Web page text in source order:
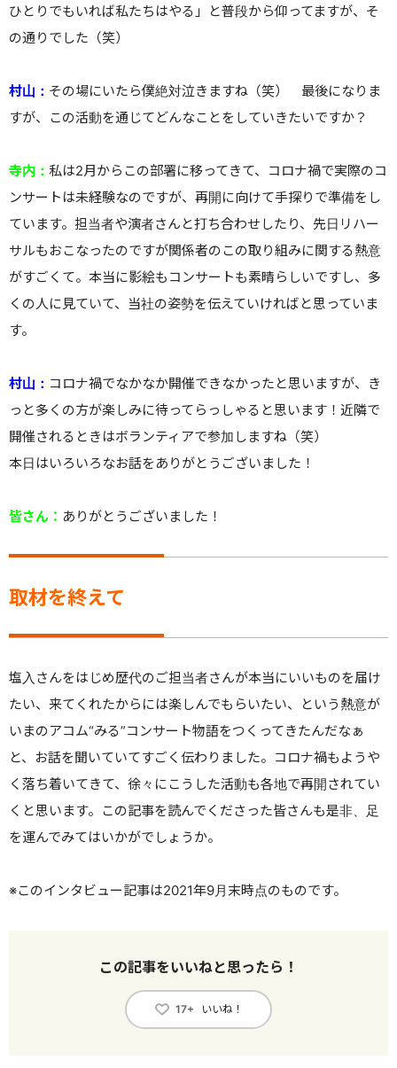
ひとりでもいれば私たちはやる」と普段から仰ってますが、そ
の通りでした（笑）
村山： その場にいたら僕絶対泣きますね（笑） 最後になりま
すが、この活動を通じてどんなことをしていきたいですか？
寺内： 私は2月からこの部署に移ってきて、コロナ禍で実際のコ
ンサートは未経験なのですが、再開に向けて手探りで準備をし
ています。担当者や演者さんと打ち合わせしたり、先日リハー
サルもおこなったのですが関係者のこの取り組みに関する熱意
がすごくて。本当に影絵もコンサートも素晴らしいですし、多
くの人に見ていて、当社の姿勢を伝えていければと思っていま
す。
村山： コロナ禍でなかなか開催できなかったと思いますが、き
っと多くの方が楽しみに待ってらっしゃると思います！近隣で
開催されるときはボランティアで参加しますね（笑）
本日はいろいろなお話をありがとうございました！
皆さん： ありがとうございました！
取材を終えて
塩入さんをはじめ歴代のご担当者さんが本当にいいものを届け
たい、来てくれたからには楽しんでもらいたい、という熱意が
いまのアコム“みる”コンサート物語をつくってきたんだなぁ
と、お話を聞いていてすごく伝わりました。コロナ禍もようや
く落ち着いてきて、徐々にこうした活動も各地で再開されてい
くと思います。この記事を読んでくださった皆さんも是非、足
を運んでみてはいかがでしょうか。
※このインタビュー記事は2021年9月末時点のものです。
この記事をいいねと思ったら！
17+ いいね！